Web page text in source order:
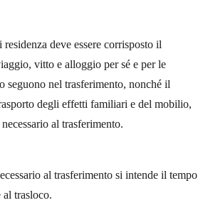
deve essere corrisposto il
vitto e alloggio per sé e per le
seguono nel trasferimento, nonché il
degli effetti familiari e del mobilio,
al trasferimento.
al trasferimento si intende il tempo
al trasloco.